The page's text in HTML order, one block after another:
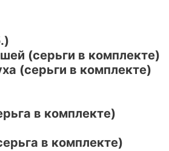
(серьги в комплекте)
(серьги в комплекте)
в комплекте)
в комплекте)